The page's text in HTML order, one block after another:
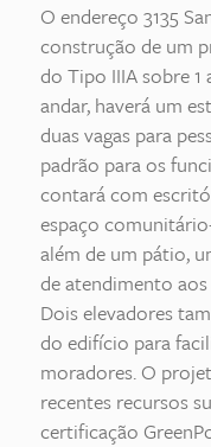
O endereço 3135
construção de um
do Tipo IIIA sobre
andar, haverá um
duas vagas para
padrão para os
contará com
espaço
além de um pátio,
de atendimento
Dois elevadores
do edifício para
moradores. O
recentes recursos
certificação